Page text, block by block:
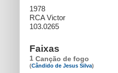
1978
RCA Victor
103.0265
Faixas
1 Canção de fogo
(Cândido de Jesus Silva)